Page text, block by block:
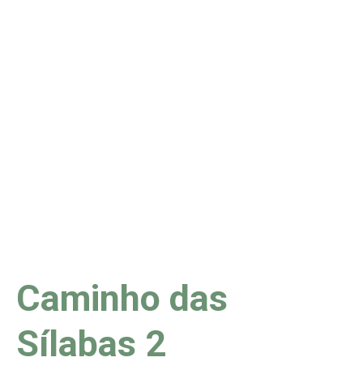
Caminho das
Sílabas 2